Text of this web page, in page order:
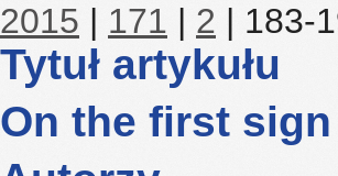
2015 | 171 | 2 | 183-
Tytuł artykułu
On the first